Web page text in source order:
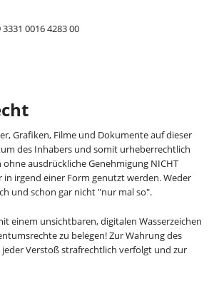
0016 4283 00
Grafiken, Filme und Dokumente auf dieser
des Inhabers und somit urheberrechtlich
ausdrückliche Genehmigung NICHT
irgend einer Form genutzt werden. Weder
und schon gar nicht "nur mal so".
einem unsichtbaren, digitalen Wasserzeichen
zu belegen! Zur Wahrung des
Verstoß strafrechtlich verfolgt und zur